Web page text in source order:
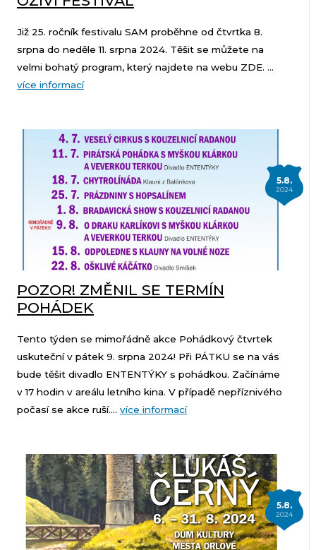
Již 25. ročník festivalu SAM proběhne od čtvrtka 8.
srpna do neděle 11. srpna 2024. Těšit se můžete na
velmi bohatý program, který najdete na webu ZDE. ...
více informací
5.8.
2024
POZOR! ZMĚNIL SE TERMÍN
POHÁDEK
Tento týden se mimořádně akce Pohádkový čtvrtek
uskuteční v pátek 9. srpna 2024! Při PÁTKU se na vás
bude těšit divadlo ENTENTÝKY s pohádkou. Začínáme
v 17 hodin v areálu letního kina. V případě nepříznivého
počasí se akce ruší.... více informací
5.8.
2024